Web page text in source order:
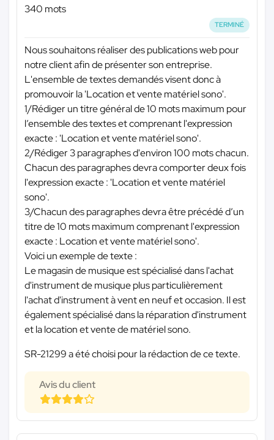
340 mots
TERMINÉ
Nous souhaitons réaliser des publications web pour
notre client afin de présenter son entreprise.
L'ensemble de textes demandés visent donc à
promouvoir la 'Location et vente matériel sono'.
1/Rédiger un titre général de 10 mots maximum pour
l’ensemble des textes et comprenant l'expression
exacte : 'Location et vente matériel sono'.
2/Rédiger 3 paragraphes d'environ 100 mots chacun.
Chacun des paragraphes devra comporter deux fois
l'expression exacte : 'Location et vente matériel
sono'.
3/Chacun des paragraphes devra être précédé d’un
titre de 10 mots maximum comprenant l'expression
exacte : Location et vente matériel sono'.
Voici un exemple de texte :
Le magasin de musique est spécialisé dans l'achat
d'instrument de musique plus particulièrement
l'achat d'instrument à vent en neuf et occasion. Il est
également spécialisé dans la réparation d'instrument
et la location et vente de matériel sono.
SR-21299 a été choisi pour la rédaction de ce texte.
Avis du client